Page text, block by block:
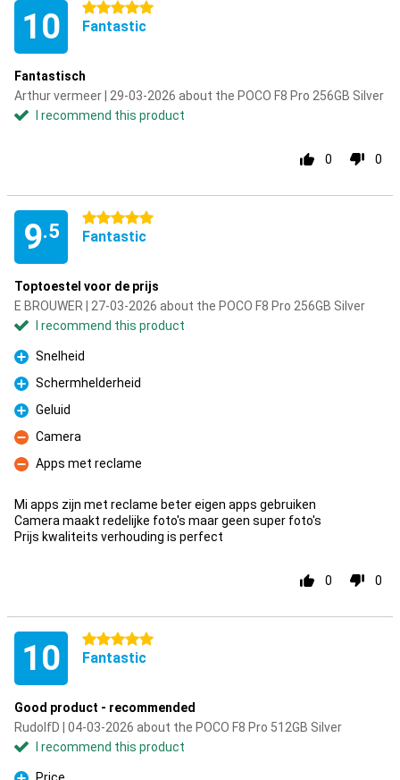
10 5 stars
Fantastic
Fantastisch
Arthur vermeer | 29-03-2026 about the POCO F8 Pro 256GB Silver
I recommend this product
0 0
9.5
5 stars
Fantastic
Toptoestel voor de prijs
E BROUWER | 27-03-2026 about the POCO F8 Pro 256GB Silver
I recommend this product
Pro
Snelheid
Pro
Schermhelderheid
Pro
Geluid
Con
Camera
Con
Apps met reclame
Mi apps zijn met reclame beter eigen apps gebruiken
Camera maakt redelijke foto's maar geen super foto's
Prijs kwaliteits verhouding is perfect
0 0
10 5 stars
Fantastic
Good product - recommended
RudolfD | 04-03-2026 about the POCO F8 Pro 512GB Silver
I recommend this product